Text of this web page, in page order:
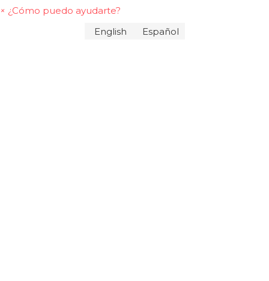
× ¿Cómo puedo ayudarte?
English
Español